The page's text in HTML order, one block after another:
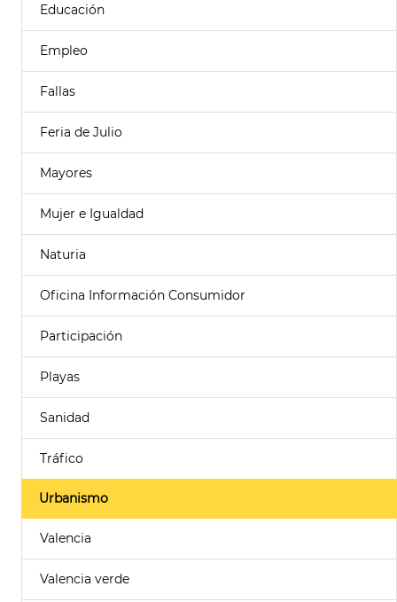
Educación
Empleo
Fallas
Feria de Julio
Mayores
Mujer e Igualdad
Naturia
Oficina Información Consumidor
Participación
Playas
Sanidad
Tráfico
Urbanismo
Valencia
Valencia verde